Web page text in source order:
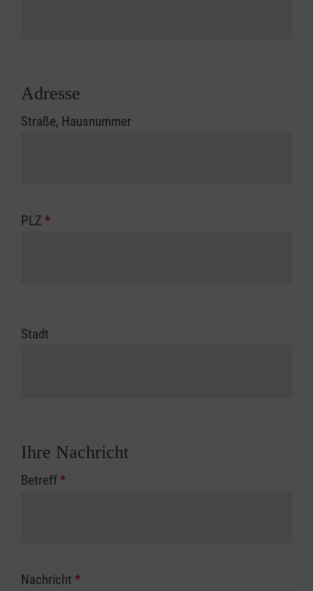
Adresse
Straße, Hausnummer
PLZ *
Stadt
Ihre Nachricht
Betreff*
Nachricht *